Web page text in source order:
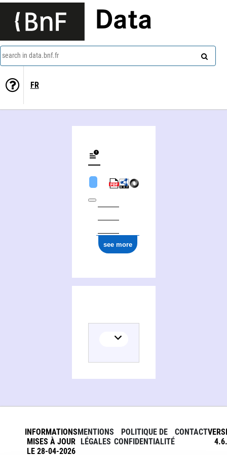
Data
search in data.bnf.fr
FR
see more
INFORMATIONS
MISES À JOUR
LE 28-04-2026
MENTIONS
LÉGALES
POLITIQUE DE
CONFIDENTIALITÉ
CONTACT